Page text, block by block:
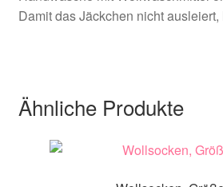
Damit das Jäckchen nicht
Ähnliche Produkte